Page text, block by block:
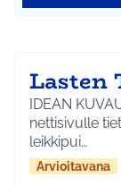
Lasten
IDEAN
nettisivulle
leikkipui…
Arvioitavana